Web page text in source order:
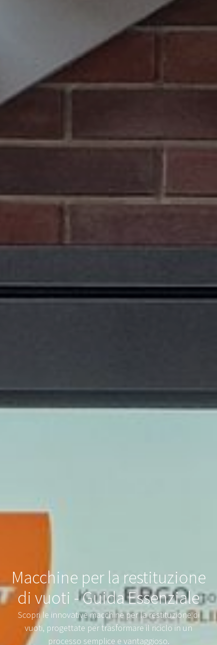
Macchine per la restituzione
di vuoti - Guida Essenziale
Scopri le innovative macchine per la restituzione di
vuoti, progettate per trasformare il riciclo in un
processo semplice e vantaggioso.